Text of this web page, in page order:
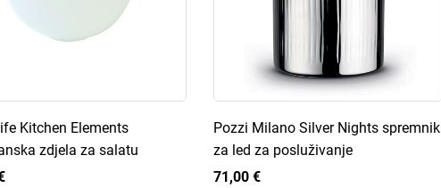
Kitchen Elements
zdjela za salatu
Pozzi Milano Silver Nights spremnik
za led za posluživanje
71,00 €